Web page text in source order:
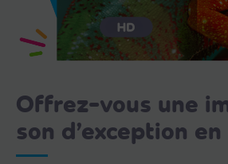
Offrez-vous une
son d’exception